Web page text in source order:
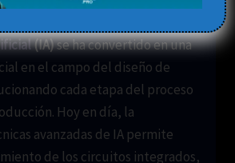
/Uncategorized/ PorElena
(IA)se ha convertido en una
en el campo del diseño de
cada etapa del proceso
Hoy en día, la
avanzadas de IA permite
de los circuitos integrados,